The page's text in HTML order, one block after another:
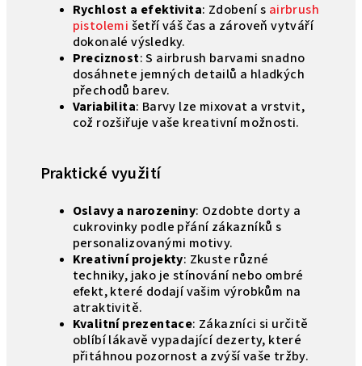
Rychlost a efektivita: Zdobení s airbrush
pistolemi šetří váš čas a zároveň vytváří
dokonalé výsledky.
Preciznost: S airbrush barvami snadno
dosáhnete jemných detailů a hladkých
přechodů barev.
Variabilita: Barvy lze mixovat a vrstvit,
což rozšiřuje vaše kreativní možnosti.
Praktické využití
Oslavy a narozeniny: Ozdobte dorty a
cukrovinky podle přání zákazníků s
personalizovanými motivy.
Kreativní projekty: Zkuste různé
techniky, jako je stínování nebo ombré
efekt, které dodají vašim výrobkům na
atraktivitě.
Kvalitní prezentace: Zákazníci si určitě
oblíbí lákavě vypadající dezerty, které
přitáhnou pozornost a zvýší vaše tržby.